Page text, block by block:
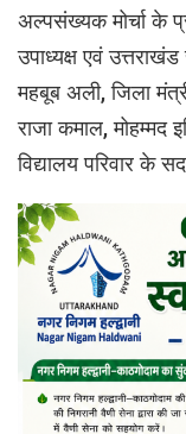
अल्पसंख्यक मोर्चा के
उपाध्यक्ष एवं
महबूब अली, जिला
राजा कमाल, मोहम्मद
विद्यालय परिवार के